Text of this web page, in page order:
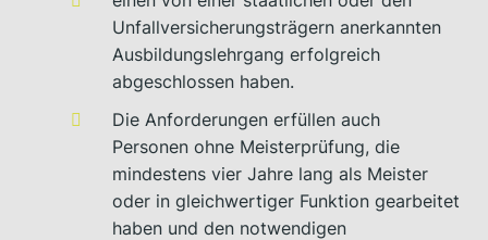
Unfallversicherungsträgern anerkannten
Ausbildungslehrgang erfolgreich
abgeschlossen haben.
Die Anforderungen erfüllen auch
Personen ohne Meisterprüfung, die
mindestens vier Jahre lang als Meister
oder in gleichwertiger Funktion gearbeitet
haben und den notwendigen